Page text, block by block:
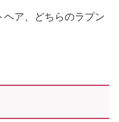
ア、どちらのラプン